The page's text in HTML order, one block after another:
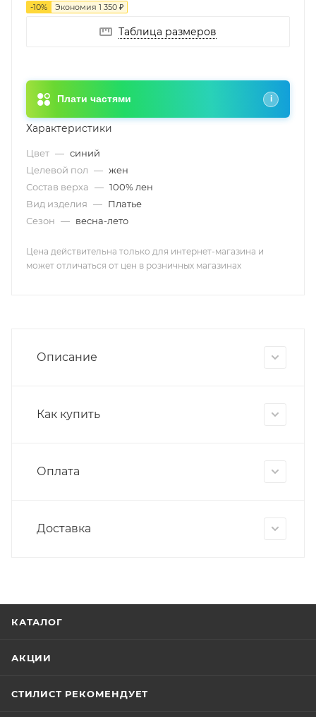
-10% Экономия 1 350 ₽
Таблица размеров
Плати частями i
Характеристики
Цвет — синий
Целевой пол — жен
Состав верха — 100% лен
Вид изделия — Платье
Сезон — весна-лето
Цена действительна только для интернет-магазина и
может отличаться от цен в розничных магазинах
Описание
Как купить
Оплата
Доставка
КАТАЛОГ
АКЦИИ
СТИЛИСТ РЕКОМЕНДУЕТ